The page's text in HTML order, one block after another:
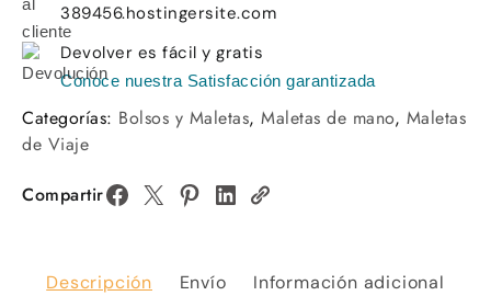
389456.hostingersite.com
Devolver es fácil y gratis
Conoce nuestra Satisfacción garantizada
Categorías: Bolsos y Maletas, Maletas de mano, Maletas
de Viaje
Compartir
Descripción Envío Información adicional